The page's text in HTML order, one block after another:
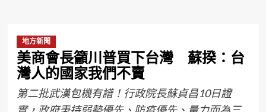
地方新聞
美商會長籲川普買下台灣 蘇揆：台
灣人的國家我們不賣
第二批武漢包機有譜！行政院長蘇貞昌10日證